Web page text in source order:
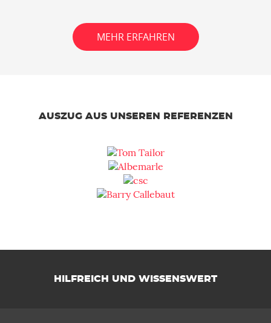
MEHR ERFAHREN
AUSZUG AUS UNSEREN REFERENZEN
HILFREICH UND WISSENSWERT